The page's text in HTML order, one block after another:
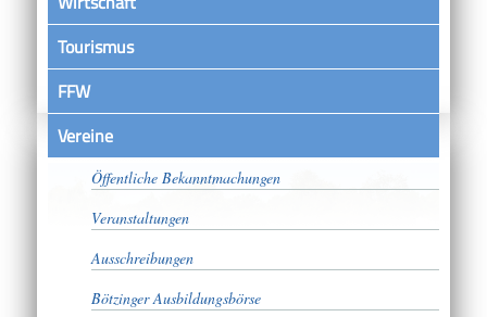
Tourismus
FFW
VereineSatzungen
Öffentliche Bekanntmachungen
Veranstaltungen
Ausschreibungen
Bötzinger Ausbildungsbörse